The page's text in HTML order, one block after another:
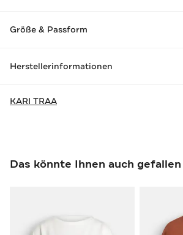
Größe & Passform
Herstellerinformationen
KARI TRAA
Das könnte Ihnen auch gefallen